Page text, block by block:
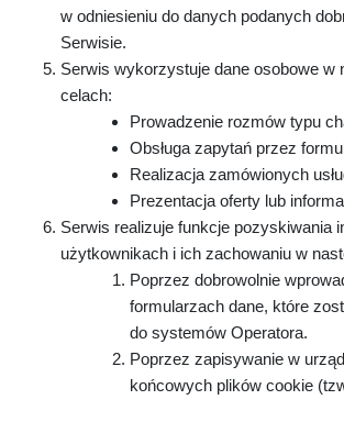
w odniesieniu do danych podanych
Serwisie.
Serwis wykorzystuje dane osobowe w
celach:
Prowadzenie rozmów typu
Obsługa zapytań przez
Realizacja zamówionych
Prezentacja oferty lub
Serwis realizuje funkcje pozyskiwania
użytkownikach i ich zachowaniu w
Poprzez dobrowolnie
formularzach dane, które
do systemów Operatora.
Poprzez zapisywanie w
końcowych plików cookie